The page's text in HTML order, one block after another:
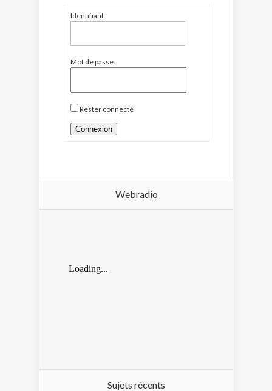
Identifiant:
Mot de passe:
Rester connecté
Connexion
Webradio
Sujets récents